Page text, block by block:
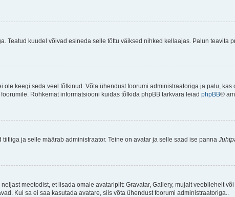
Teatud kuudel võivad esineda selle tõttu väiksed nihked kellaajas. Palun teavita
keegi seda veel tõlkinud. Võta ühendust foorumi administraatoriga ja palu,
Rohkemat informatsiooni kuidas tõlkida phpBB tarkvara leiad phpBB®
ja selle määrab administraator. Teine on avatar ja selle saad ise panna
meetodist, et lisada omale avataripilt: Gravatar, Gallery, mujalt veebilehelt
Kui sa ei saa kasutada avatare, siis võta ühendust foorumi administraatoriga..